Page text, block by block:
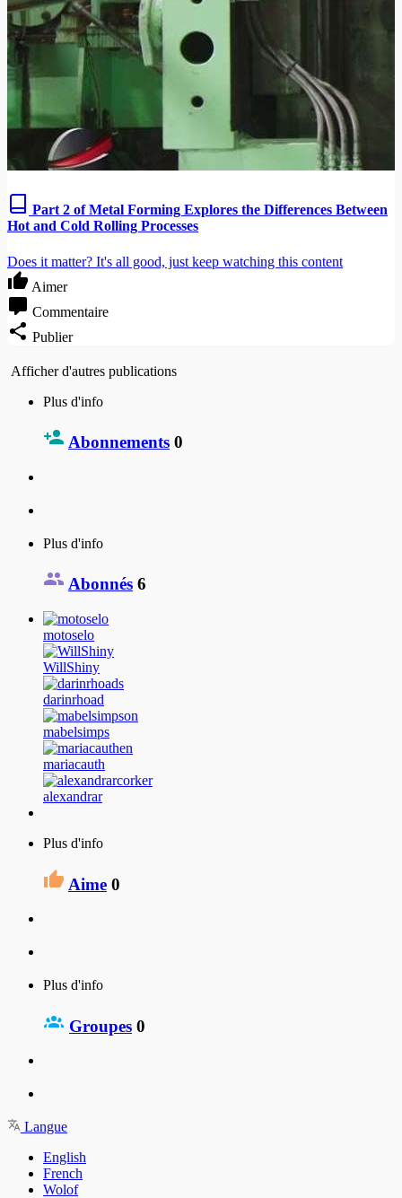
Part 2 of Metal Forming Explores the Differences Between
Hot and Cold Rolling Processes
Does it matter? It's all good, just keep watching this content
Aimer
Commentaire
Publier
Afficher d'autres publications
Plus d'info
Abonnements 0
Plus d'info
Abonnés 6
motoselo
WillShiny
darinrhoad
mabelsimps
mariacauth
alexandrar
Plus d'info
Aime 0
Plus d'info
Groupes 0
Langue
English
French
Wolof